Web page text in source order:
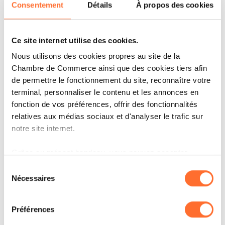
Consentement Détails À propos des cookies
Ce site internet utilise des cookies.
Nous utilisons des cookies propres au site de la
Chambre de Commerce ainsi que des cookies tiers afin
de permettre le fonctionnement du site, reconnaître votre
terminal, personnaliser le contenu et les annonces en
fonction de vos préférences, offrir des fonctionnalités
relatives aux médias sociaux et d'analyser le trafic sur
notre site internet.
à l’exception des cookies strictement nécessaires au
fonctionnement du site. Une description des différents
cookies est accessible sous l’onglet « Détails » ci-
dessus.
Nécessaires
Préférences
demain